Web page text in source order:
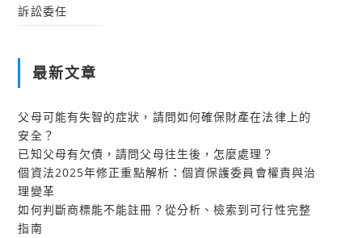
訴訟委任
最新文章
父母可能有失智的症狀，請問如何確保財產在法律上的
安全？
已知父母有欠債，請問父母往生後，怎麼處理？
個資法2025年修正重點解析：個資保護委員會權責與治
理變革
如何判斷商標能不能註冊？從分析、檢索到可行性完整
指南